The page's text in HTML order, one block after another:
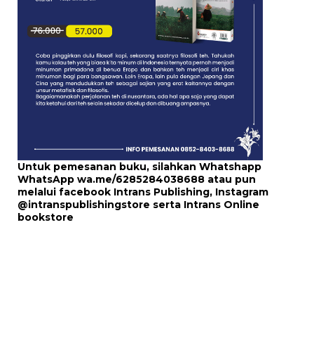
Untuk pemesanan buku, silahkan Whatshapp
WhatsApp wa.me/6285284038688 atau pun
melalui facebook Intrans Publishing, Instagram
@intranspublishingstore serta Intrans Online
bookstore